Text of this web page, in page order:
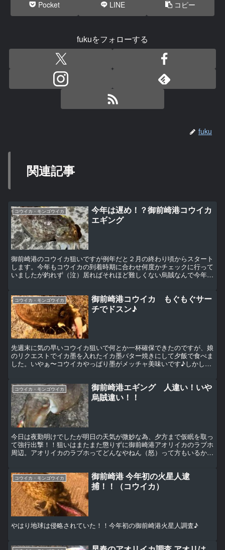
Pocket LINE コピー
fukuをフォローする
fuku
関連記事
コウイカ・モンゴウイカ
今年は遅め！？御前崎港コウイカ
エギング
御前崎港のコウイカ狙いですが例年だと２月の終わり頃からスタート
します。今年もコウイカの到着時期に合わせ何度かチェックに行って
いましたが釣れず（泣）居ればそれほど難しくない烏賊なんで今年は
コウイカ・モンゴウイカ
御前崎港コウイカ もぐもぐサー
チでドスン♪
先週末に気の早いコウイカ狙いで何とか一杯確保できたのですが、娘
のリクエストでイカ墨を入れたイカ墨バター焼きにして夕飯で食べま
した。いやぁ〜コウイカやっぱり墨がメッチャ美味いです♪しかし、
コウイカ・モンゴウイカ
御前崎港エギング 人違い！いや
烏賊違い！！
今日は夜勤明けでしたが明日の天気が微妙な為、夕方まで仮眠を取っ
て強行出撃！！狙いはまたまた懲りずに御前崎港アオリイカのラブホ
周辺。アオリイカのラブホってどんなやねん（怒）って方もいるかも
コウイカ・モンゴウイカ
御前崎港 今年初の火星人逮
捕！！（コウイカ）
やはり地球は侵略されていた！！今年初の御前崎港火星人調査♪